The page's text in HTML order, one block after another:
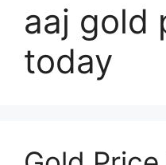
aaj gold
today